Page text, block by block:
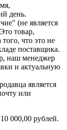
день.
(не является
товар,
что это не
поставщика.
наш менеджер
и актуальную
является
или
000,00 рублей.